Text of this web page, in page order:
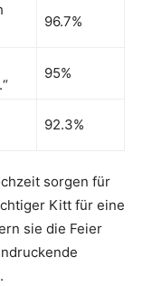
96.7%
95%
92.3%
sorgen für
Kitt für eine
sie die Feier